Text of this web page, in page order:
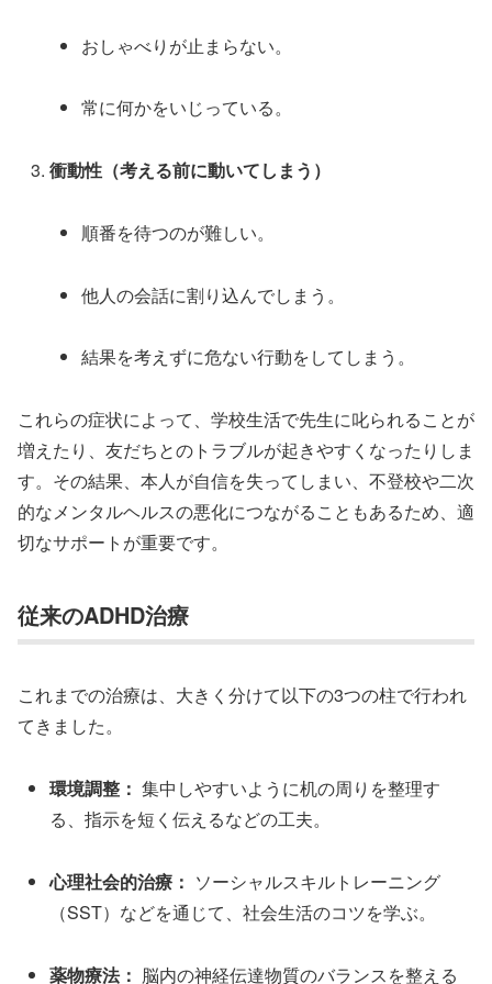
おしゃべりが止まらない。
常に何かをいじっている。
衝動性（考える前に動いてしまう）
順番を待つのが難しい。
他人の会話に割り込んでしまう。
結果を考えずに危ない行動をしてしまう。
これらの症状によって、学校生活で先生に叱られることが
増えたり、友だちとのトラブルが起きやすくなったりしま
す。その結果、本人が自信を失ってしまい、不登校や二次
的なメンタルヘルスの悪化につながることもあるため、適
切なサポートが重要です。
従来のADHD治療
これまでの治療は、大きく分けて以下の3つの柱で行われ
てきました。
環境調整： 集中しやすいように机の周りを整理す
る、指示を短く伝えるなどの工夫。
心理社会的治療： ソーシャルスキルトレーニング
（SST）などを通じて、社会生活のコツを学ぶ。
薬物療法： 脳内の神経伝達物質のバランスを整える